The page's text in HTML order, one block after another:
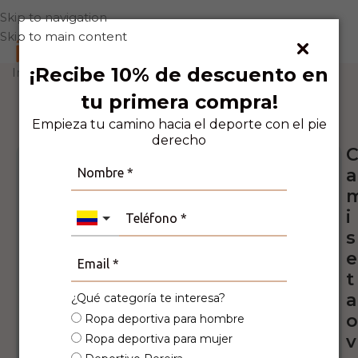
¡Recibe 10% de descuento en
tu primera compra!
Empieza tu camino hacia el deporte con el pie
derecho
¿Qué categoría te interesa?
Ropa deportiva para hombre
Ropa deportiva para mujer
Skip to navigation
Skip to main content
0
Inicio Deporte Casual
Personas viendo este producto ahora
mismo!
C
a
i
s
e
t
a
o
v